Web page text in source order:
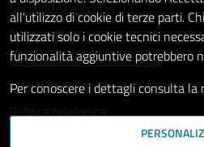
Social Media Policy
Note legali
Dichiarazione di accessibilità
Whistleblowing
Rubrica telefonica
all'utilizzo di cookie di terze parti.
utilizzati solo i cookie tecnici
funzionalità aggiuntive potrebbero
Per conoscere i dettagli consulta la